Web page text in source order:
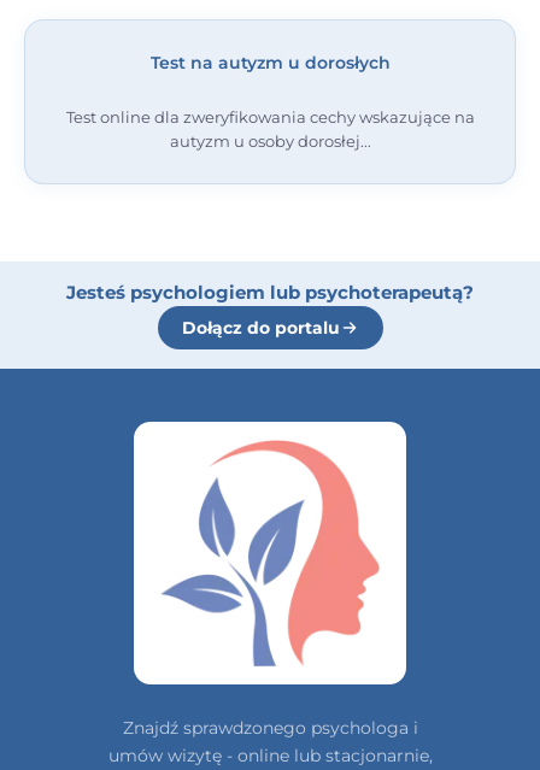
Test na autyzm u dorosłych
Test online dla zweryfikowania cechy wskazujące na
autyzm u osoby dorosłej
Jesteś psychologiem lub psychoterapeutą?
Dołącz do portalu
Znajdź sprawdzonego psychologa i
umów wizytę - online lub stacjonarnie,